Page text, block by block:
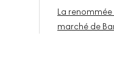
La
marché de